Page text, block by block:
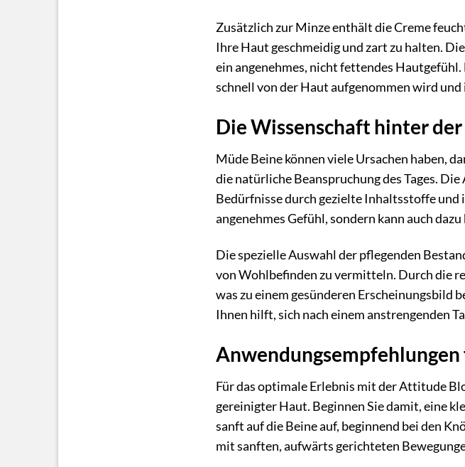
Zusätzlich zur Minze enthält die Creme
Ihre Haut geschmeidig und zart zu halten.
ein angenehmes, nicht fettendes
schnell von der Haut aufgenommen wird
Die Wissenschaft hinter
Müde Beine können viele Ursachen haben,
die natürliche Beanspruchung des Tages.
Bedürfnisse durch gezielte Inhaltsstoffe
angenehmes Gefühl, sondern kann auch
Die spezielle Auswahl der pflegenden
von Wohlbefinden zu vermitteln. Durch die
was zu einem gesünderen Erscheinungsbild
Ihnen hilft, sich nach einem anstrengenden
Für das optimale Erlebnis mit der Attitude
gereinigter Haut. Beginnen Sie damit, eine
sanft auf die Beine auf, beginnend bei den
mit sanften, aufwärts gerichteten